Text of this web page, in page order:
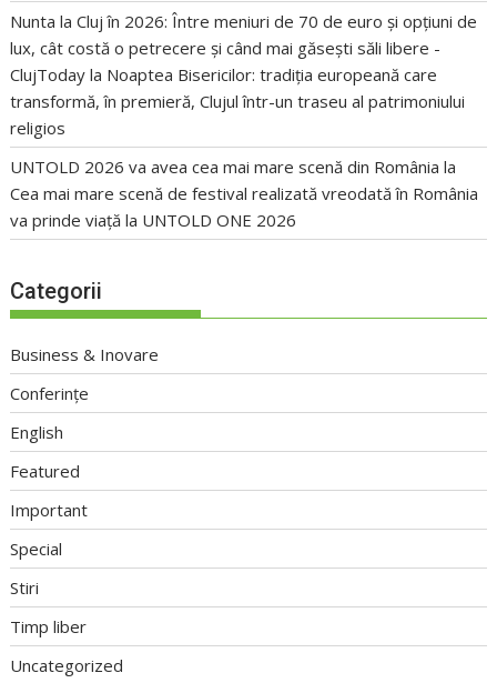
Nunta la Cluj în 2026: Între meniuri de 70 de euro și opțiuni de
lux, cât costă o petrecere și când mai găsești săli libere -
ClujToday la Noaptea Bisericilor: tradiția europeană care
transformă, în premieră, Clujul într-un traseu al patrimoniului
religios
UNTOLD 2026 va avea cea mai mare scenă din România la
Cea mai mare scenă de festival realizată vreodată în România
va prinde viață la UNTOLD ONE 2026
Categorii
Business & Inovare
Conferințe
English
Featured
Important
Special
Stiri
Timp liber
Uncategorized